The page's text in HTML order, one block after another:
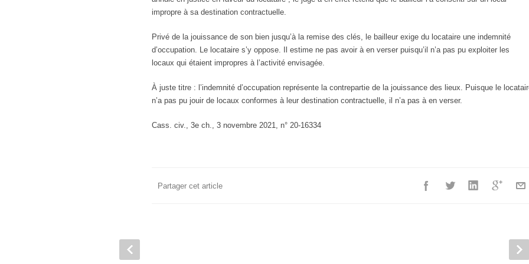
impropre à sa destination contractuelle.
Privé de la jouissance de son bien jusqu’à la remise des clés, le bailleur exige du locataire une indemnité
d’occupation. Le locataire s’y oppose. Il estime ne pas avoir à en verser puisqu’il n’a pas pu exploiter les
locaux qui étaient impropres à l’activité envisagée.
À juste titre : l’indemnité d’occupation représente la contrepartie de la jouissance des lieux. Puisque le
n’a pas pu jouir de locaux conformes à leur destination contractuelle, il n’a pas à en verser.
Cass. civ., 3e ch., 3 novembre 2021, n° 20-16334
Partager cet article